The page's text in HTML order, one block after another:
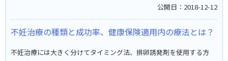
公開日：2018-12-12
不妊治療の種類と成功率、健康保険適用内の療法とは？
不妊治療には大きく分けてタイミング法、排卵誘発剤を使用する方